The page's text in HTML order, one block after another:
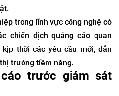
trong lĩnh vực công nghệ có
chiến dịch quảng cáo quan
thời các yêu cầu mới, dẫn
trường tiềm năng.
trước giám sát